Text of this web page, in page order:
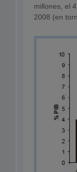
millones, el
2008 (en